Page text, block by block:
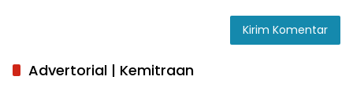
Advertorial | Kemitraan